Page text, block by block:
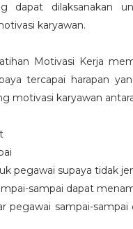
dapat dilaksanakan
karyawan.
Motivasi Kerja
tercapai harapan
motivasi karyawan
pegawai supaya tidak
sampai dapat
sampai-sampai